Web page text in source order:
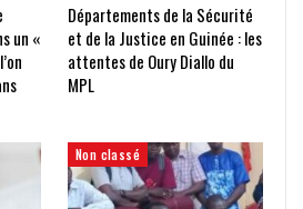
un «
Départements de la Sécurité
et de la Justice en Guinée : les
attentes de Oury Diallo du
MPL
Non classé